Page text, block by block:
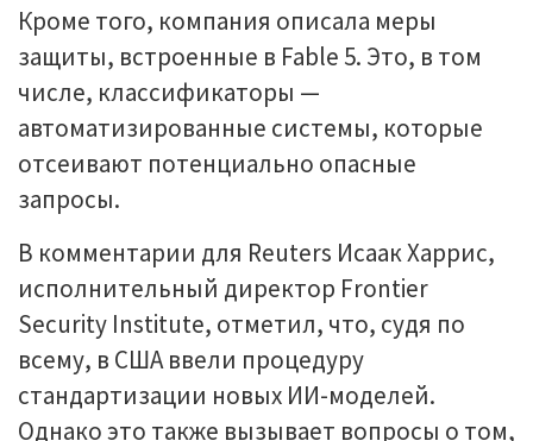
Кроме того, компания описала меры
защиты, встроенные в Fable 5. Это, в том
числе, классификаторы —
автоматизированные системы, которые
отсеивают потенциально опасные
запросы.
В комментарии для Reuters Исаак Харрис,
исполнительный директор Frontier
Security Institute, отметил, что, судя по
всему, в США ввели процедуру
стандартизации новых ИИ-моделей.
Однако это также вызывает вопросы о том,